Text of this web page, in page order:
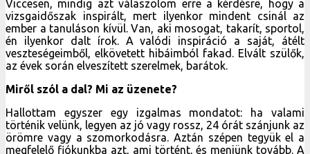
Viccesen, mindig azt válaszolom erre a kérdésre, hogy a
vizsgaidőszak inspirált, mert ilyenkor mindent csinál az
ember a tanuláson kívül. Van, aki mosogat, takarít, sportol,
én ilyenkor dalt írok. A valódi inspiráció a saját, átélt
veszteségeimből, elkövetett hibáimból fakad. Elvált szülők,
az évek során elveszített szerelmek, barátok.
Miről szól a dal? Mi az üzenete?
Hallottam egyszer egy izgalmas mondatot: ha valami
történik velünk, legyen az jó vagy rossz, 24 órát szánjunk az
örömre vagy a szomorkodásra. Aztán szépen tegyük el a
megfelelő fiókunkba azt, ami történt, és menjünk tovább. A